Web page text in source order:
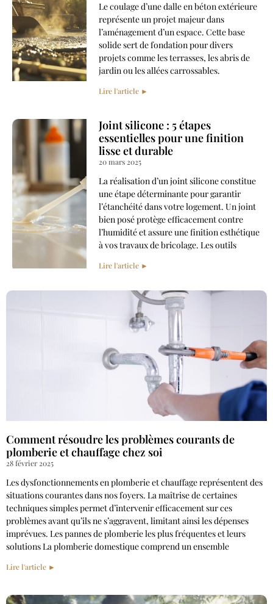
Le coulage d’une dalle en béton extérieure
représente un projet majeur dans
l’aménagement d’un espace. Cette base
solide sert de fondation pour divers
projets comme les terrasses, les abris de
jardin ou les allées carrossables.
Lire l'article ►
Joint silicone : 5 étapes
essentielles pour une finition
lisse et durable
20 mars 2025
La réalisation d’un joint silicone constitue
une étape déterminante pour garantir
l’étanchéité dans votre logement. Un joint
bien posé protège efficacement contre
l’humidité et assure une finition esthétique
à vos travaux de bricolage. Les outils
Lire l'article ►
Comment résoudre les problèmes courants de
plomberie et chauffage chez soi
28 février 2025
Les dysfonctionnements en plomberie et chauffage représentent des
situations courantes dans nos foyers. La maîtrise de certaines
techniques simples permet d’intervenir efficacement sur ces
problèmes avant qu’ils ne s’aggravent, limitant ainsi les dépenses
imprévues. Les pannes de plomberie les plus fréquentes et leurs
solutions La plomberie domestique comprend un ensemble
Lire l'article ►